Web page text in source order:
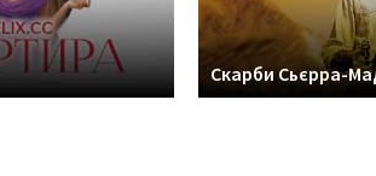
Скарби Сьєрра-